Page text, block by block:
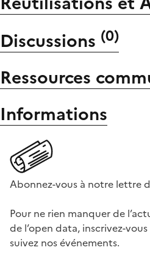
Discussions (0)
Ressources
Informations
Abonnez-vous à notre lettre
Pour ne rien manquer de
de l’open data, inscrivez-
suivez nos événements.